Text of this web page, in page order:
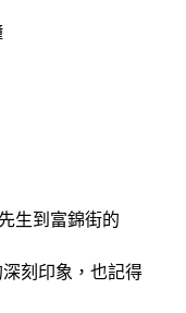
生到富錦街的
刻印象，也記得